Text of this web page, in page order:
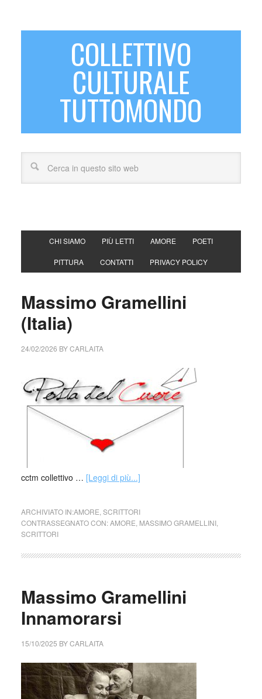
COLLETTIVO
CULTURALE
TUTTOMONDO
CHI SIAMO PIÙ LETTI AMORE POETI
PITTURA CONTATTI PRIVACY POLICY
Massimo Gramellini
(Italia)
24/02/2026 BYCARLAITA
cctm collettivo … [Leggi di più...]
ARCHIVIATO IN:AMORE SCRITTORI
CONTRASSEGNATO CON:AMORE MASSIMO GRAMELLINI,
SCRITTORI
Massimo Gramellini
Innamorarsi
15/10/2025 BYCARLAITA